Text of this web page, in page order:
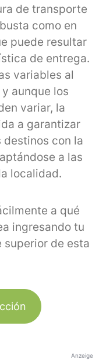
de transporte
como en
puede resultar
de entrega.
variables al
aunque los
variar, la
a garantizar
destinos con la
a las
localidad.
a qué
ingresando tu
superior de esta
Anzeige